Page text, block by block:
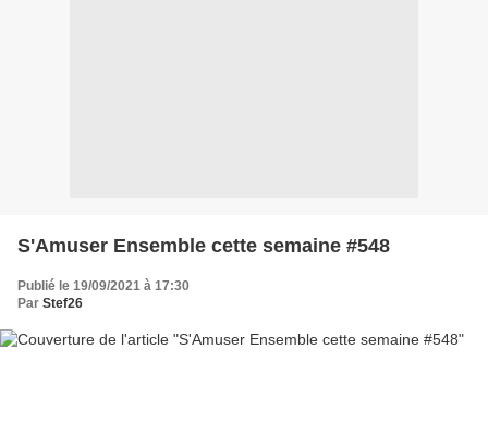
S'Amuser Ensemble cette semaine #548
Publié le 19/09/2021 à 17:30
Par Stef26